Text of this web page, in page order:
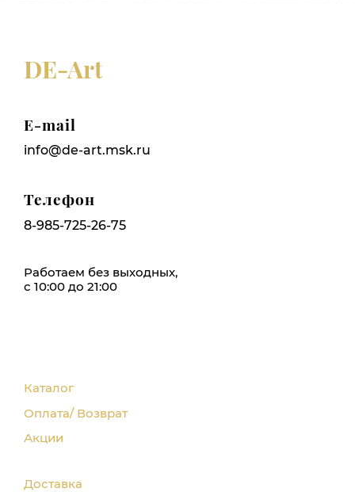
DE-Art
E-mail
info@de-art.msk.ru
Телефон
8-985-725-26-75
Работаем без выходных,
с 10:00 до 21:00
Каталог
Оплата/ Возврат
Акции
Доставка